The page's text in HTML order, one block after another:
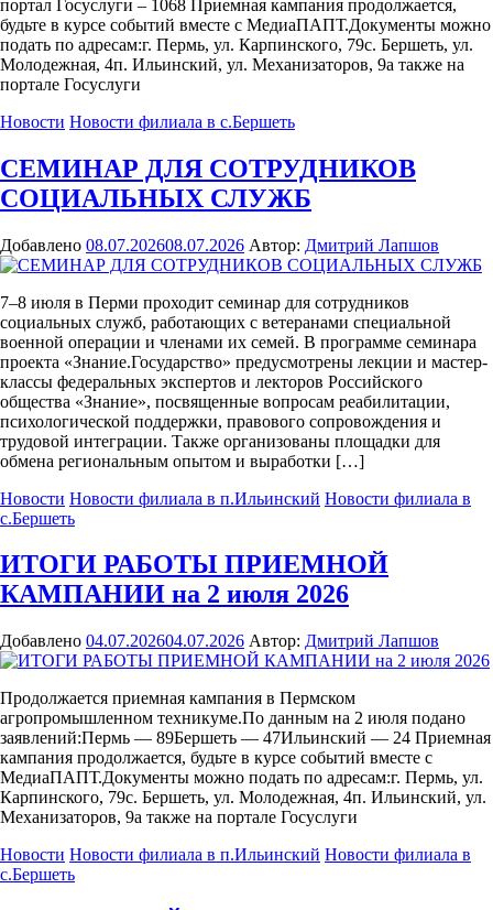
портал Госуслуги – 1068 Приемная кампания продолжается,
будьте в курсе событий вместе с МедиаПАПТ.Документы можно
подать по адресам:г. Пермь, ул. Карпинского, 79с. Бершеть, ул.
Молодежная, 4п. Ильинский, ул. Механизаторов, 9а также на
портале Госуслуги
Новости Новости филиала в с.Бершеть
СЕМИНАР ДЛЯ СОТРУДНИКОВ
СОЦИАЛЬНЫХ СЛУЖБ
Добавлено 08.07.202608.07.2026 Автор: Дмитрий Лапшов
7–8 июля в Перми проходит семинар для сотрудников
социальных служб, работающих с ветеранами специальной
военной операции и членами их семей. В программе семинара
проекта «Знание.Государство» предусмотрены лекции и мастер-
классы федеральных экспертов и лекторов Российского
общества «Знание», посвященные вопросам реабилитации,
психологической поддержки, правового сопровождения и
трудовой интеграции. Также организованы площадки для
обмена региональным опытом и выработки […]
Новости Новости филиала в п.Ильинский Новости филиала в
с.Бершеть
ИТОГИ РАБОТЫ ПРИЕМНОЙ
КАМПАНИИ на 2 июля 2026
Добавлено 04.07.202604.07.2026 Автор: Дмитрий Лапшов
Продолжается приемная кампания в Пермском
агропромышленном техникуме.По данным на 2 июля подано
заявлений:Пермь — 89Бершеть — 47Ильинский — 24 Приемная
кампания продолжается, будьте в курсе событий вместе с
МедиаПАПТ.Документы можно подать по адресам:г. Пермь, ул.
Карпинского, 79с. Бершеть, ул. Молодежная, 4п. Ильинский, ул.
Механизаторов, 9а также на портале Госуслуги
Новости Новости филиала в п.Ильинский Новости филиала в
с.Бершеть